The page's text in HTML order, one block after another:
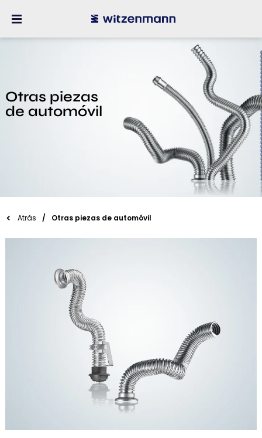
Otras piezas
de automóvil
Atrás Otras piezas de automóvil